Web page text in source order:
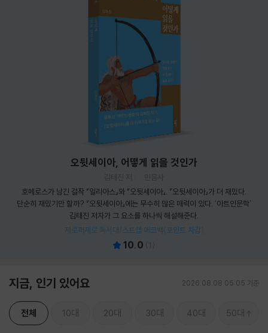
오뒷세이아, 어떻게 읽을 것인가
김태진 저
민음사
호메로스가 남긴 걸작 『일리아스』와 『오뒷세이아』. 『오뒷세이아』가 더 재밌다.
단순히 재밌기만 할까? 『오뒷세이아』에는 무수히 많은 매력이 있다. '아트인문학'
김태진 저자가 그 요소를 하나씩 해설해준다.
제로퍼제로 독서대/스트랩 에코백(포인트 차감)
10.0 (1 )
지금, 인기 있어요 2026.08.08 05:05 기준
전체 10대 20대 30대 40대 50대